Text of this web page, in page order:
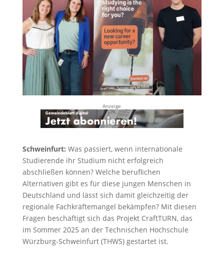
Anzeige
Schweinfurt: Was passiert, wenn internationale
Studierende ihr Studium nicht erfolgreich
abschließen können? Welche beruflichen
Alternativen gibt es für diese jungen Menschen in
Deutschland und lässt sich damit gleichzeitig der
regionale Fachkräftemangel bekämpfen? Mit diesen
Fragen beschäftigt sich das Projekt CraftTURN, das
im Sommer 2025 an der Technischen Hochschule
Würzburg-Schweinfurt (THWS) gestartet ist.